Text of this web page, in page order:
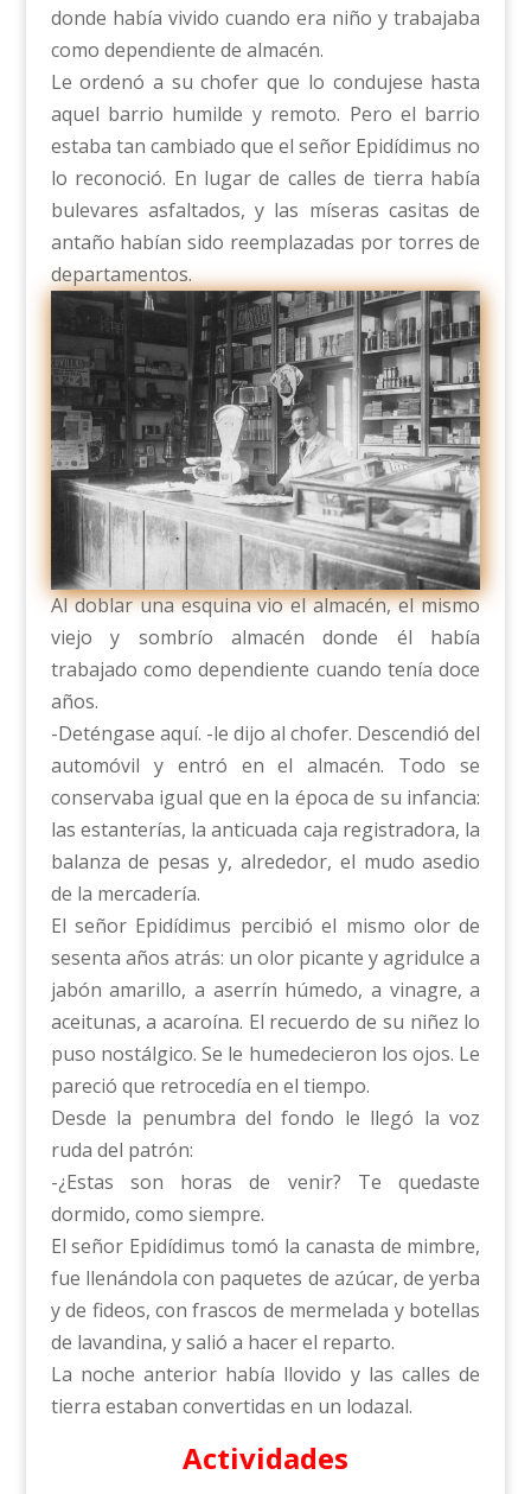
donde había vivido cuando era niño y trabajaba
como dependiente de almacén.
Le ordenó a su chofer que lo condujese hasta
aquel barrio humilde y remoto. Pero el barrio
estaba tan cambiado que el señor Epidídimus no
lo reconoció. En lugar de calles de tierra había
bulevares asfaltados, y las míseras casitas de
antaño habían sido reemplazadas por torres de
departamentos.
Al doblar una esquina vio el almacén, el mismo
viejo y sombrío almacén donde él había
trabajado como dependiente cuando tenía doce
años.
-Deténgase aquí. -le dijo al chofer. Descendió del
automóvil y entró en el almacén. Todo se
conservaba igual que en la época de su infancia:
las estanterías, la anticuada caja registradora, la
balanza de pesas y, alrededor, el mudo asedio
de la mercadería.
El señor Epidídimus percibió el mismo olor de
sesenta años atrás: un olor picante y agridulce a
jabón amarillo, a aserrín húmedo, a vinagre, a
aceitunas, a acaroína. El recuerdo de su niñez lo
puso nostálgico. Se le humedecieron los ojos. Le
pareció que retrocedía en el tiempo.
Desde la penumbra del fondo le llegó la voz
ruda del patrón:
-¿Estas son horas de venir? Te quedaste
dormido, como siempre.
El señor Epidídimus tomó la canasta de mimbre,
fue llenándola con paquetes de azúcar, de yerba
y de fideos, con frascos de mermelada y botellas
de lavandina, y salió a hacer el reparto.
La noche anterior había llovido y las calles de
tierra estaban convertidas en un lodazal.
Actividades